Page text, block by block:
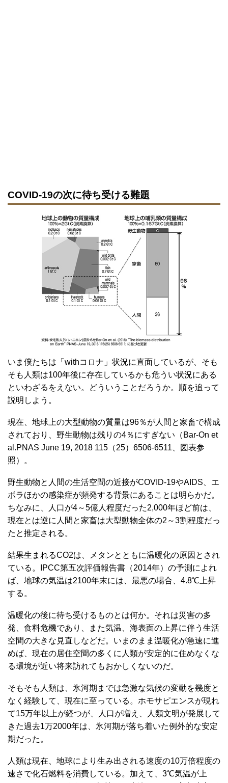
COVID-19の次に待ち受ける難題
いま僕たちは「withコロナ」状況に直面しているが、そも
そも人類は100年後に存在しているかも危うい状況にある
といわざるをえない。どういうことだろうか。順を追って
説明しよう。
現在、地球上の大型動物の質量は96％が人間と家畜で構成
されており、野生動物は残りの4％にすぎない（Bar-On et
al.PNAS June 19, 2018 115（25）6506-6511、図表参
照）。
野生動物と人間の生活空間の近接がCOVID-19やAIDS、エ
ボラほかの感染症が頻発する背景にあることは明らかだ。
ちなみに、人口が4～5億人程度だった2,000年ほど前は、
現在とは逆に人間と家畜は大型動物全体の2～3割程度だっ
たと推定される。
結果生まれるCO2は、メタンとともに温暖化の原因とされ
ている。IPCC第五次評価報告書（2014年）の予測によれ
ば、地球の気温は2100年末には、最悪の場合、4.8℃上昇
する。
温暖化の後に待ち受けるものとは何か。それは災害の多
発、食料危機であり、また気温、海表面の上昇に伴う生活
空間の大きな見直しなどだ。いまのまま温暖化が急速に進
めば、現在の居住空間の多くに人類が安定的に住めなくな
る環境が近い将来訪れてもおかしくないのだ。
そもそも人類は、氷河期までは急激な気候の変動を幾度と
なく経験して、現在に至っている。ホモサピエンスが現れ
て15万年以上が経つが、人口が増え、人類文明が発展して
きた過去1万2000年は、氷河期が落ち着いた例外的な安定
期だった。
人類は現在、地球により生み出される速度の10万倍程度の
速さで化石燃料を消費している。加えて、3℃気温が上